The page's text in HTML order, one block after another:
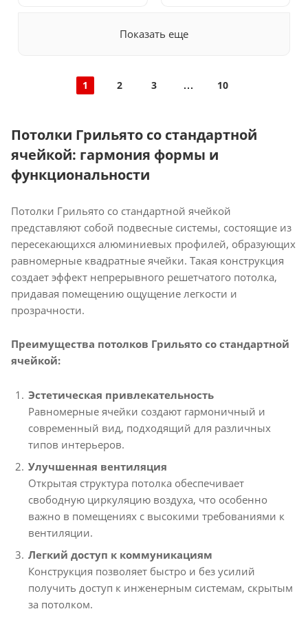
Показать еще
1 2 3 10
Потолки Грильято со стандартной
ячейкой: гармония формы и
функциональности
Потолки Грильято со стандартной ячейкой
представляют собой подвесные системы, состоящие из
пересекающихся алюминиевых профилей, образующих
равномерные квадратные ячейки. Такая конструкция
создает эффект непрерывного решетчатого потолка,
придавая помещению ощущение легкости и
прозрачности.
Преимущества потолков Грильято со стандартной
ячейкой:
Эстетическая привлекательность
Равномерные ячейки создают гармоничный и
современный вид, подходящий для различных
типов интерьеров.
Улучшенная вентиляция
Открытая структура потолка обеспечивает
свободную циркуляцию воздуха, что особенно
важно в помещениях с высокими требованиями к
вентиляции.
Легкий доступ к коммуникациям
Конструкция позволяет быстро и без усилий
получить доступ к инженерным системам, скрытым
за потолком.